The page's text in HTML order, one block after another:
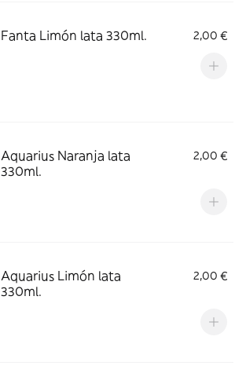
Fanta Limón lata 330ml. 2,00 €
Aquarius Naranja lata
330ml.
2,00 €
Aquarius Limón lata
330ml.
2,00 €